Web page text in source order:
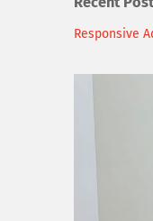
Responsive